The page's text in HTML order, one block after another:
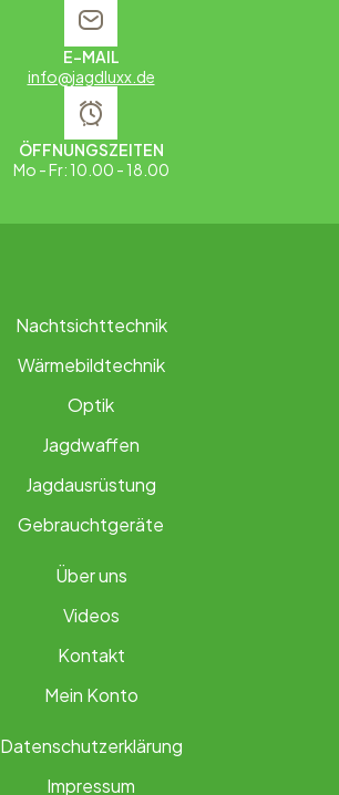
E-MAIL
info@jagdluxx.de
ÖFFNUNGSZEITEN
Mo - Fr: 10.00 - 18.00
Nachtsichttechnik
Wärmebildtechnik
Optik
Jagdwaffen
Jagdausrüstung
Gebrauchtgeräte
Über uns
Videos
Kontakt
Mein Konto
Datenschutzerklärung
Impressum